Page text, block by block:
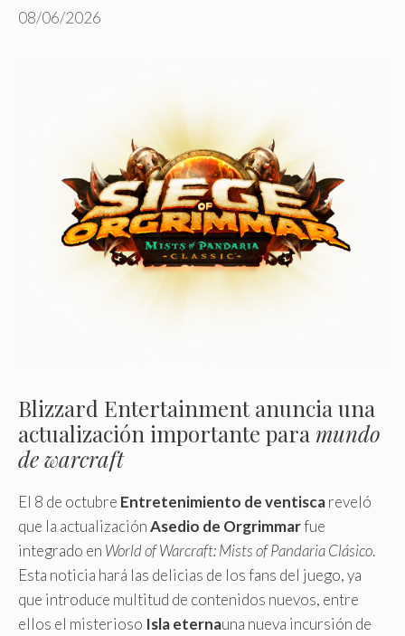
08/06/2026
Blizzard Entertainment anuncia una
actualización importante para mundo
de warcraft
El 8 de octubre Entretenimiento de ventiscareveló
que la actualizaciónAsedio de Orgrimmarfue
integrado en World of Warcraft: Mists of Pandaria Clásico.
Esta noticia hará las delicias de los fans del juego, ya
que introduce multitud de contenidos nuevos, entre
ellos el misterioso Isla eternauna nueva incursión de